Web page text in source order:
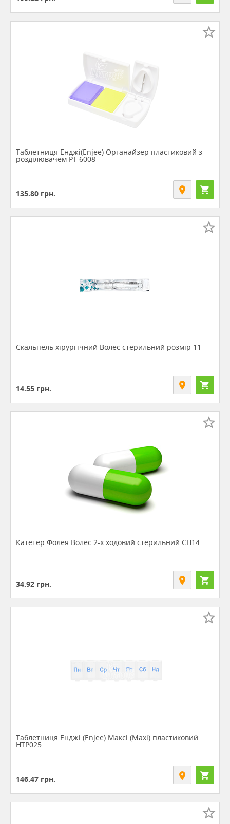
Таблетниця Енджі(Enjee) Органайзер пластиковий з
розділювачем РТ 6008
135.80 грн.
Скальпель хірургічний Волес стерильний розмір 11
14.55 грн.
Катетер Фолея Волес 2-х ходовий стерильний СН14
34.92 грн.
Таблетниця Енджі (Enjee) Максі (Maxi) пластиковий
HTP025
146.47 грн.